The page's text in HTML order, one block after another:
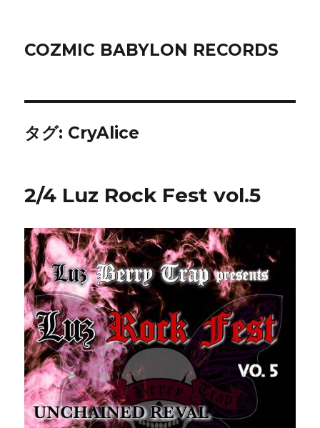
COZMIC BABYLON RECORDS
タグ: CryAlice
2/4 Luz Rock Fest vol.5